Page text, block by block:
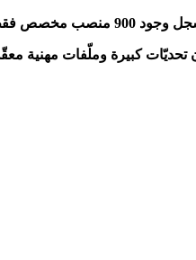
كاملة ليبقى الخلل قائمة.
تحديّات كبيرة وملّفات مهنية